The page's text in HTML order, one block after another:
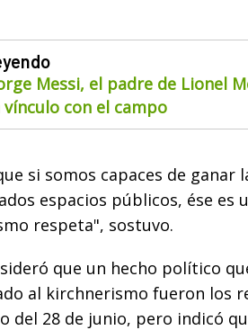
Messi, el padre de Lionel
con el campo
si somos capaces de ganar
espacios públicos, ése es
respeta", sostuvo.
que un hecho político
al kirchnerismo fueron los
del 28 de junio, pero indicó